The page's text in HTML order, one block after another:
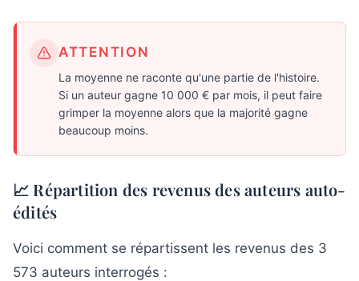
ATTENTION
La moyenne ne raconte qu'une partie de l'histoire.
Si un auteur gagne 10 000 € par mois, il peut faire
grimper la moyenne alors que la majorité gagne
beaucoup moins.
📈 Répartition des revenus des auteurs auto-
édités
Voici comment se répartissent les revenus des 3
573 auteurs interrogés :